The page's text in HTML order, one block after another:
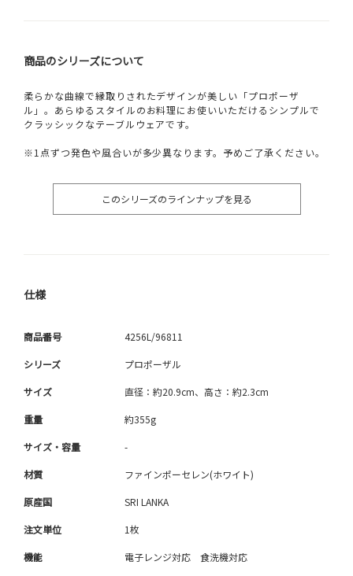
商品のシリーズについて
柔らかな曲線で縁取りされたデザインが美しい「プロポーザ
ル」。あらゆるスタイルのお料理にお使いいただけるシンプルで
クラッシックなテーブルウェアです。
※1点ずつ発色や風合いが多少異なります。予めご了承ください。
このシリーズのラインナップを見る
仕様
商品番号 4256L/96811
シリーズ プロポーザル
サイズ 直径：約20.9cm、高さ：約2.3cm
重量 約355g
サイズ・容量 -
材質 ファインポーセレン(ホワイト)
原産国 SRI LANKA
注文単位 1枚
機能 電子レンジ対応 食洗機対応